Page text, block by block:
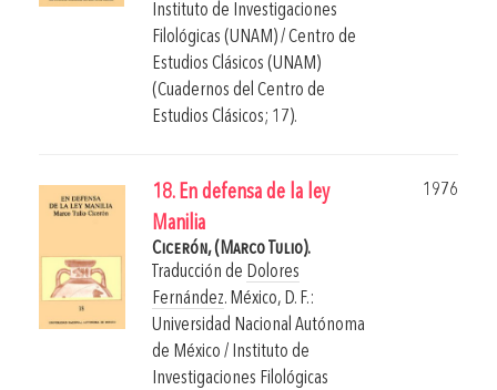
Instituto de Investigaciones
Filológicas (UNAM) / Centro de
Estudios Clásicos (UNAM)
(Cuadernos del Centro de
Estudios Clásicos; 17).
18. En defensa de la ley
Manilia
1976
Cicerón, (Marco Tulio).
Traducción de Dolores
Fernández. México, D. F.:
Universidad Nacional Autónoma
de México / Instituto de
Investigaciones Filológicas